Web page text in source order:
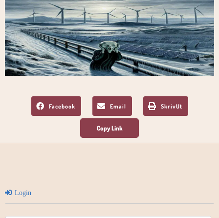
Facebook Email SkrivUt
Login